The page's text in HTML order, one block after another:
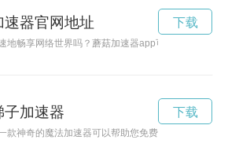
速器官网地址
地畅享网络世界吗？蘑菇加速器app可以帮助您加
下载
子加速器
款神奇的魔法加速器可以帮助您免费提升速度，让
下载